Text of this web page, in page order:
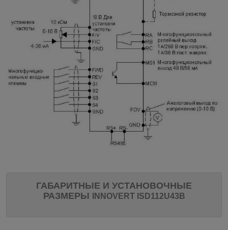
ГАБАРИТНЫЕ И УСТАНОВОЧНЫЕ
РАЗМЕРЫ
INNOVERT ISD112U43B